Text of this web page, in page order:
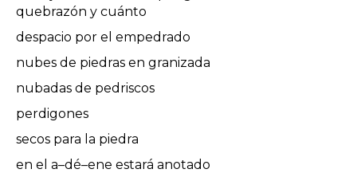
quebrazón y cuánto
despacio por el empedrado
nubes de piedras en granizada
nubadas de pedriscos
perdigones
secos para la piedra
en el a–dé–ene estará anotado